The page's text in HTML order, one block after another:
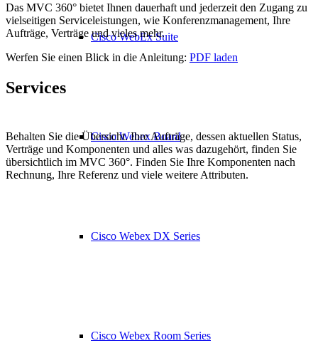
Cisco WebEx Suite
Cisco Webex Board
Cisco Webex DX Series
Cisco Webex Room Series
Das MVC 360° bietet Ihnen dauerhaft und jederzeit den Zugang zu
vielseitigen Serviceleistungen, wie Konferenzmanagement, Ihre
Aufträge, Verträge und vieles mehr.
Werfen Sie einen Blick in die Anleitung: PDF laden
Services
Behalten Sie die Übersicht. Ihre Aufträge, dessen aktuellen Status,
Verträge und Komponenten und alles was dazugehört, finden Sie
übersichtlich im MVC 360°. Finden Sie Ihre Komponenten nach
Rechnung, Ihre Referenz und viele weitere Attributen.